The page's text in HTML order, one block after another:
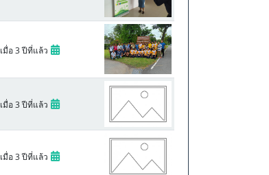
เมื่อ 3 ปีที่แล้ว
เมื่อ 3 ปีที่แล้ว
เมื่อ 3 ปีที่แล้ว